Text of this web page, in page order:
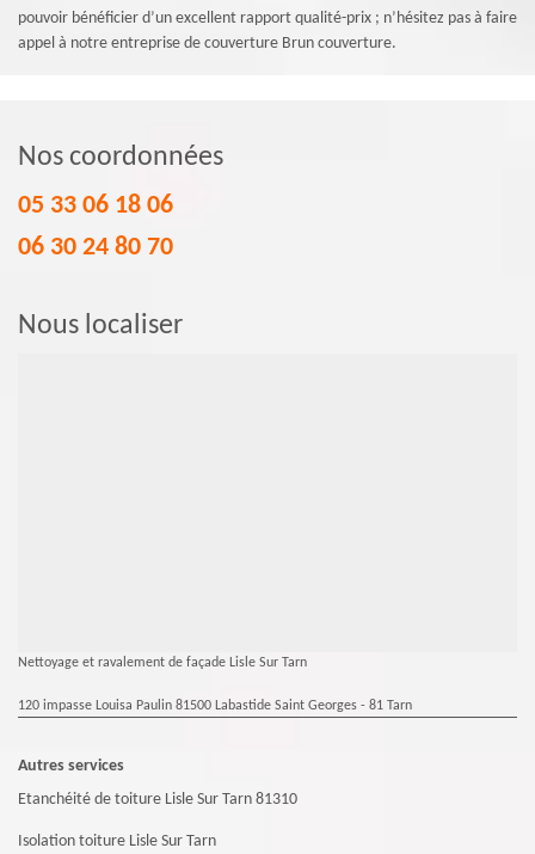
pouvoir bénéficier d’un excellent rapport qualité-prix ; n’hésitez pas à faire
appel à notre entreprise de couverture Brun couverture.
Nos coordonnées
05 33 06 18 06
06 30 24 80 70
Nous localiser
Nettoyage et ravalement de façade Lisle Sur Tarn
120 impasse Louisa Paulin 81500 Labastide Saint Georges - 81 Tarn
Autres services
Etanchéité de toiture Lisle Sur Tarn 81310
Isolation toiture Lisle Sur Tarn